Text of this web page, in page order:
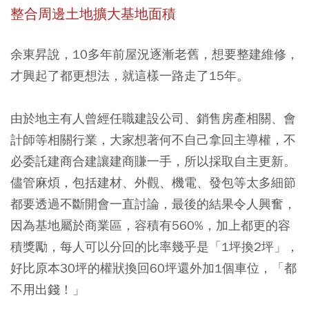
整合周邊土地擴大基地面積
余東昇說，10多年前屋況逐漸老舊，想要整建維修，
才興起了都更想法，就這樣一路走了15年。
由於地主有人曾經任職建設公司、銷售房產相關、會
計師等相關行業，大家想著何不自己拿回主導權，不
必委託建商合建讓建商賺一手，所以採取自主更新。
儘管麻煩，包括建材、外觀、機電、發包等太多細節
都要透過不斷開會一直討論，最後的結果令人興奮，
因為基地屬於商業區，容積有560%，加上都更的容
積獎勵，每人可以分回的比率幾乎是「1坪換2坪」，
好比原本30坪的權狀換回60坪還外加1個車位，「都
不用出錢！」